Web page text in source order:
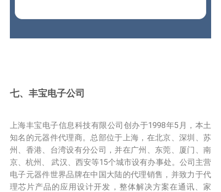
七、丰宝电子公司
上海丰宝电子信息科技有限公司创办于1998年5月，本土
知名的元器件代理商。总部位于上海，在北京、深圳、苏
州、香港、台湾设有分公司，并在广州、东莞、厦门、南
京、杭州、 武汉、西安等15个城市设有办事处。公司主营
电子元器件世界品牌在中国大陆的代理销售，并致力于代
理芯片产品的应用设计开发，整体解决方案在通讯、家